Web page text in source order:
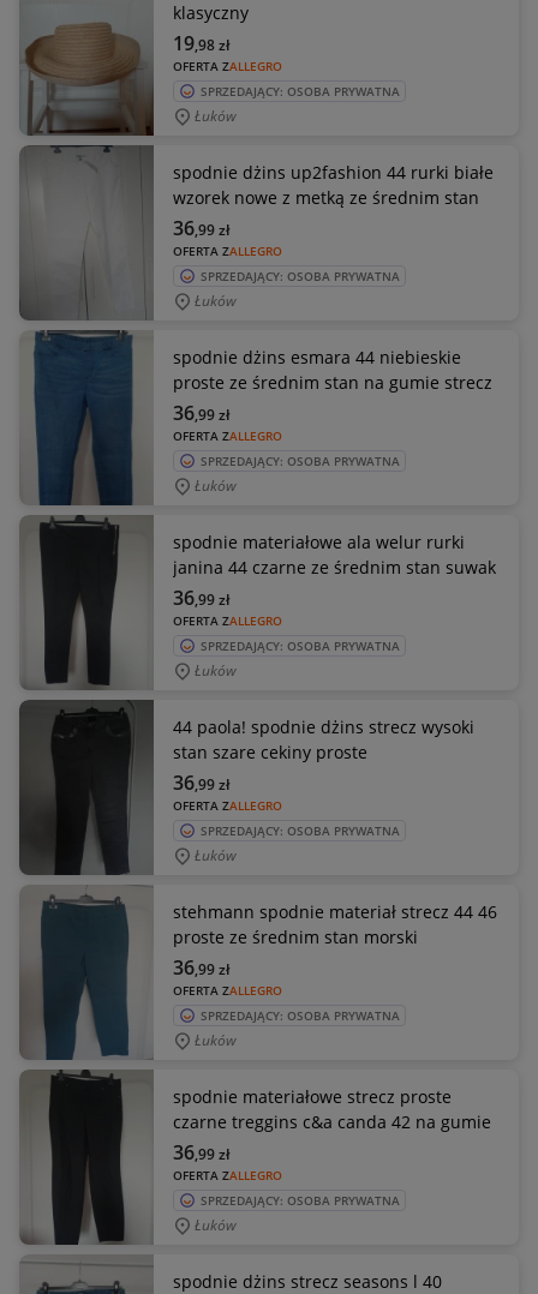
klasyczny
OFERTA ZALLEGRO
19,98zł
SPRZEDAJĄCY: OSOBA PRYWATNA
Łuków
spodnie dżins up2fashion 44 rurki białe
wzorek nowe z metką ze średnim stan
OFERTA ZALLEGRO
36,99zł
SPRZEDAJĄCY: OSOBA PRYWATNA
Łuków
spodnie dżins esmara 44 niebieskie
proste ze średnim stan na gumie strecz
OFERTA ZALLEGRO
36,99zł
SPRZEDAJĄCY: OSOBA PRYWATNA
Łuków
spodnie materiałowe ala welur rurki
janina 44 czarne ze średnim stan suwak
OFERTA ZALLEGRO
36,99zł
SPRZEDAJĄCY: OSOBA PRYWATNA
Łuków
44 paola! spodnie dżins strecz wysoki
stan szare cekiny proste
OFERTA ZALLEGRO
36,99zł
SPRZEDAJĄCY: OSOBA PRYWATNA
Łuków
stehmann spodnie materiał strecz 44 46
proste ze średnim stan morski
OFERTA ZALLEGRO
36,99zł
SPRZEDAJĄCY: OSOBA PRYWATNA
Łuków
spodnie materiałowe strecz proste
czarne treggins c&a canda 42 na gumie
OFERTA ZALLEGRO
36,99zł
SPRZEDAJĄCY: OSOBA PRYWATNA
Łuków
spodnie dżins strecz seasons l 40